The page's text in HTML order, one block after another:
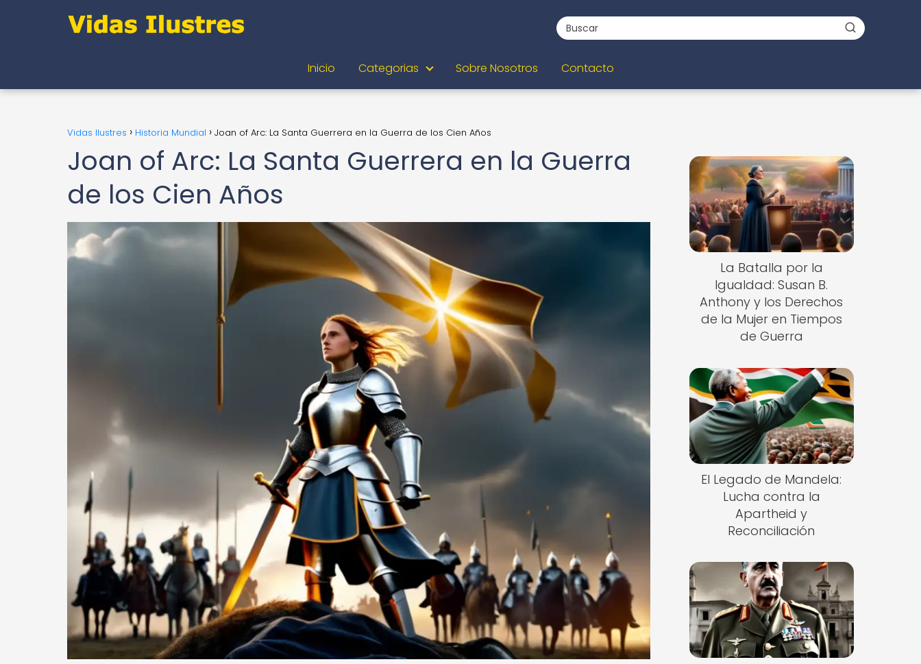
Inicio Categorias Sobre Nosotros Contacto
Vidas Ilustres Historia Mundial Joan of Arc: La Santa Guerrera en la Guerra de los Cien Años
Joan of Arc: La Santa Guerrera en la Guerra
de los Cien Años
La Batalla por la
Igualdad: Susan B.
Anthony y los Derechos
de la Mujer en Tiempos
de Guerra
El Legado de Mandela:
Lucha contra la
Apartheid y
Reconciliación